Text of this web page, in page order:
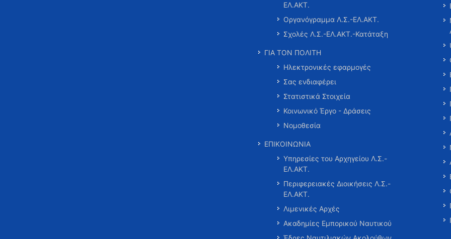
ΕΛ.ΑΚΤ.
Οργανόγραμμα Λ.Σ.-ΕΛ.ΑΚΤ.
Σχολές Λ.Σ.-ΕΛ.ΑΚΤ.-Κατάταξη
ΓΙΑ ΤΟΝ ΠΟΛΙΤΗ
Ηλεκτρονικές εφαρμογές
Σας ενδιαφέρει
Στατιστικά Στοιχεία
Κοινωνικό Έργο - Δράσεις
Νομοθεσία
ΕΠΙΚΟΙΝΩΝΙΑ
Υπηρεσίες του Αρχηγείου Λ.Σ.-
ΕΛ.ΑΚΤ.
Περιφερειακές Διοικήσεις Λ.Σ.-
ΕΛ.ΑΚΤ.
Λιμενικές Αρχές
Ακαδημίες Εμπορικού Ναυτικού